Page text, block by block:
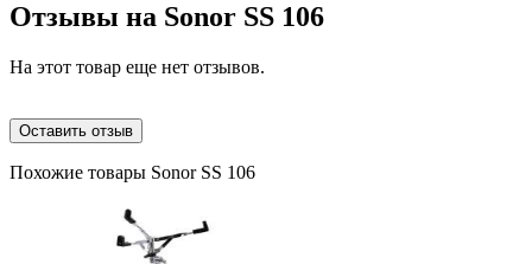
Отзывы на Sonor SS 106
На этот товар еще нет отзывов.
Оставить отзыв
Похожие товары Sonor SS 106